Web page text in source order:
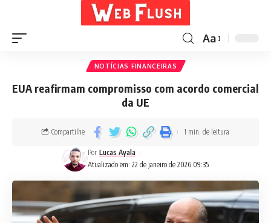
Aa
NOTÍCIAS FINANCEIRAS
EUA reafirmam compromisso com acordo comercial
da UE
Atualizado em: 22 de janeiro de 2026 09:35
Por Lucas Ayala
Compartilhe 1 min. de leitura